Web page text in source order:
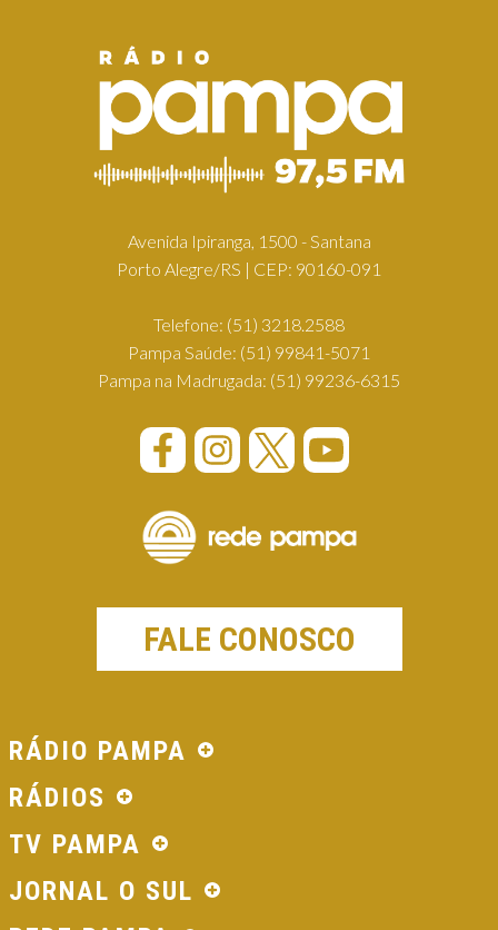
Avenida Ipiranga, 1500 - Santana
Porto Alegre/RS | CEP: 90160-091
Telefone: (51) 3218.2588
Pampa Saúde: (51) 99841-5071
Pampa na Madrugada: (51) 99236-6315
FALE CONOSCO
RÁDIO PAMPA
RÁDIOS
TV PAMPA
JORNAL O SUL